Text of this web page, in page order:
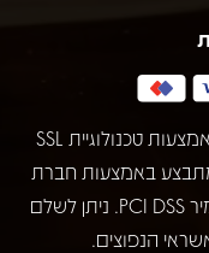
האתר מאובטח ברמת הצפנה גבוהה באמצעות טכנולוגיית SSL
באמצעות חברת
COMAX בהתאם לתקן האבטחה המחמיר PCI DSS. ניתן לשלם
הנפוצים.